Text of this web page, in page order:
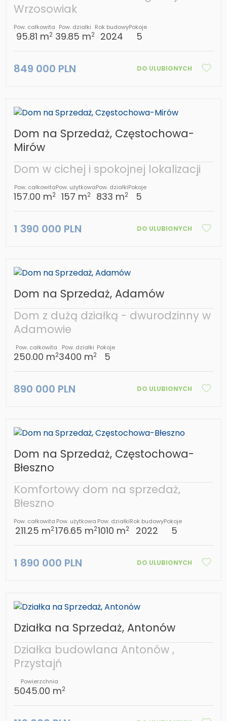
Wrzosowiak
Pow. całkowita
95.81 m2
Pow. działki
39.85 m2
Rok budowy
2024
Pokoje
5
849 000 PLN DO ULUBIONYCH
Dom na Sprzedaż, Częstochowa-
Mirów
Dom w cichej i spokojnej lokalizacji
Pow. całkowita
157.00 m2
Pow. użytkowa
157 m2
Pow. działki
833 m2
Pokoje
5
1 390 000 PLN DO ULUBIONYCH
Dom na Sprzedaż, Adamów
Dom z dużą działką - dwurodzinny w
Adamowie
Pow. całkowita
250.00 m2
Pow. działki
3400 m2
Pokoje
5
890 000 PLN DO ULUBIONYCH
Dom na Sprzedaż, Częstochowa-
Błeszno
Komfortowy dom na sprzedaż,
Błeszno
Pow. całkowita
211.25 m2
Pow. użytkowa
176.65 m2
Pow. działki
1010 m2
Rok budowy
2022
Pokoje
5
1 890 000 PLN DO ULUBIONYCH
Działka na Sprzedaż, Antonów
Działka budowlana Antonów ,
Przystajń
Powierzchnia
5045.00 m2